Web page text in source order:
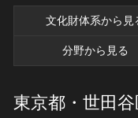
トップ
文化財体系から見
分野から見る
東京都・世田谷